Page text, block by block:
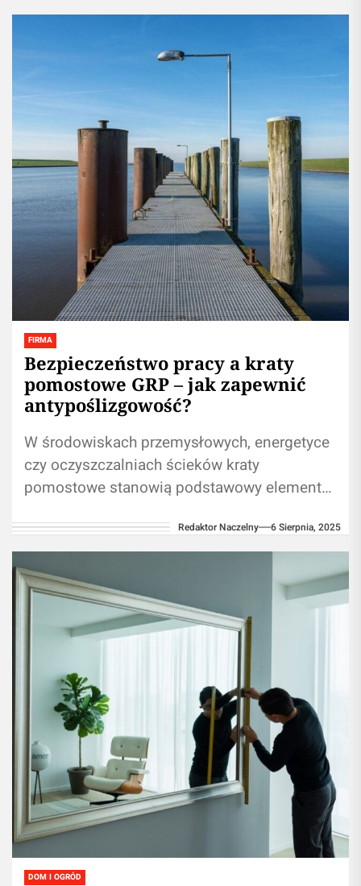
FIRMA
Bezpieczeństwo pracy a kraty
pomostowe GRP – jak zapewnić
antypoślizgowość?
W środowiskach przemysłowych, energetyce
czy oczyszczalniach ścieków kraty
pomostowe stanowią podstawowy element
umożliwiają bezpieczne poruszanie się
wzdłuż instalacji, urządzeń czy...
Redaktor Naczelny 6 Sierpnia, 2025
DOM I OGRÓD